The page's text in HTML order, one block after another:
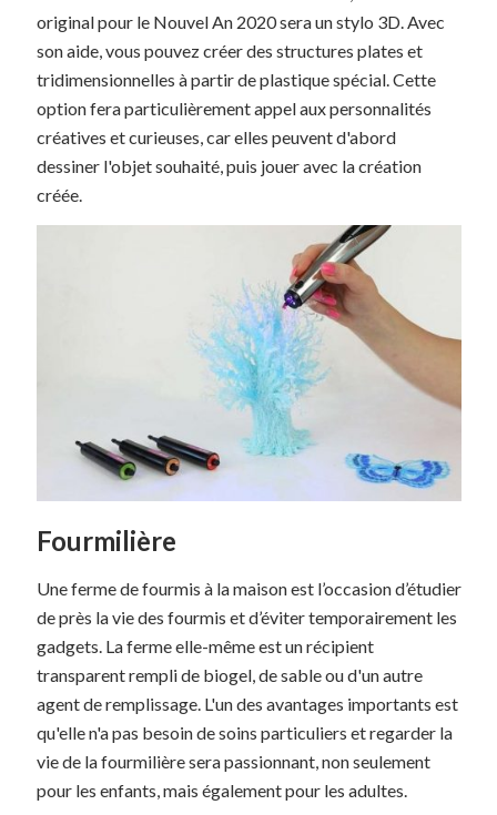
original pour le Nouvel An 2020 sera un stylo 3D. Avec
son aide, vous pouvez créer des structures plates et
tridimensionnelles à partir de plastique spécial. Cette
option fera particulièrement appel aux personnalités
créatives et curieuses, car elles peuvent d'abord
dessiner l'objet souhaité, puis jouer avec la création
créée.
Fourmilière
Une ferme de fourmis à la maison est l’occasion d’étudier
de près la vie des fourmis et d’éviter temporairement les
gadgets. La ferme elle-même est un récipient
transparent rempli de biogel, de sable ou d'un autre
agent de remplissage. L'un des avantages importants est
qu'elle n'a pas besoin de soins particuliers et regarder la
vie de la fourmilière sera passionnant, non seulement
pour les enfants, mais également pour les adultes.